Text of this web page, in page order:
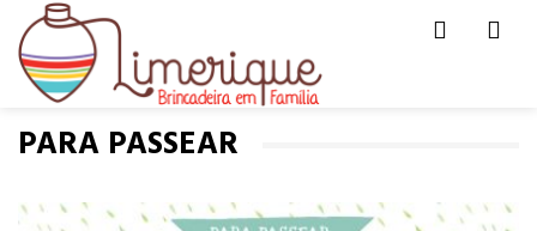
HOME PARA PASSEAR
PARA PASSEAR